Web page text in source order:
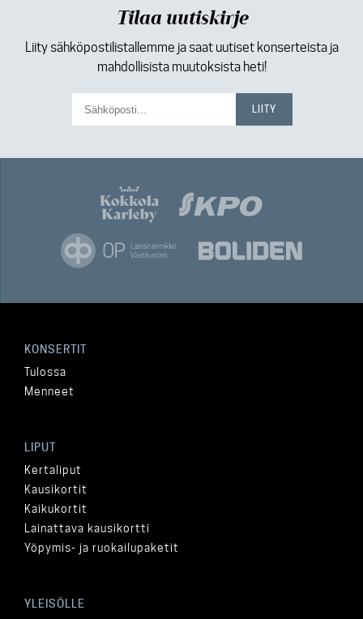
Tilaa uutiskirje
Liity sähköpostilistallemme ja saat uutiset konserteista ja
mahdollisista muutoksista heti!
KONSERTIT
Tulossa
Menneet
LIPUT
Kertaliput
Kausikortit
Kaikukortit
Lainattava kausikortti
Yöpymis- ja ruokailupaketit
YLEISÖLLE